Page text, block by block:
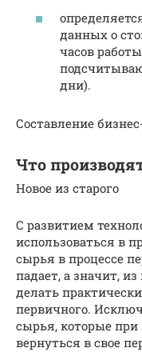
данных о
часов
дни).
Составление
Что
Новое из старого
С развитием
использоваться в
сырья в процессе
падает, а значит,
делать
первичного.
сырья, которые при
вернуться в свое